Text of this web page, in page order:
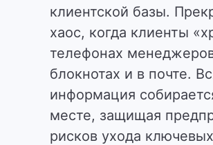
клиентской базы.
хаос, когда клиенты
телефонах
блокнотах и в почте.
информация
месте, защищая
рисков ухода ключевых